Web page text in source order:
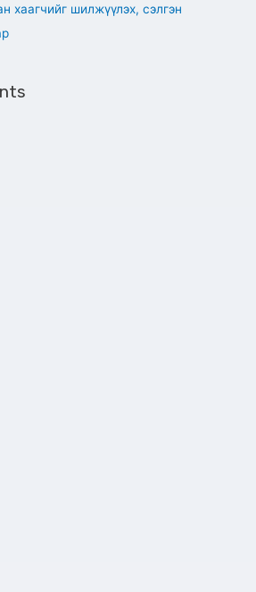
хаагчийг шилжүүлэх, сэлгэн